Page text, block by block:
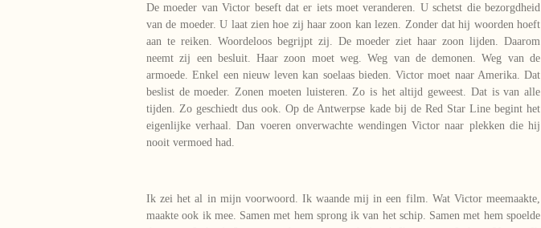
De moeder van Victor beseft dat er iets moet veranderen. U schetst die bezorgdheid
van de moeder. U laat zien hoe zij haar zoon kan lezen. Zonder dat hij woorden hoeft
aan te reiken. Woordeloos begrijpt zij. De moeder ziet haar zoon lijden. Daarom
neemt zij een besluit. Haar zoon moet weg. Weg van de demonen. Weg van de
armoede. Enkel een nieuw leven kan soelaas bieden. Victor moet naar Amerika. Dat
beslist de moeder. Zonen moeten luisteren. Zo is het altijd geweest. Dat is van alle
tijden. Zo geschiedt dus ook. Op de Antwerpse kade bij de Red Star Line begint het
eigenlijke verhaal. Dan voeren onverwachte wendingen Victor naar plekken die hij
nooit vermoed had.
Ik zei het al in mijn voorwoord. Ik waande mij in een film. Wat Victor meemaakte,
maakte ook ik mee. Samen met hem sprong ik van het schip. Samen met hem spoelde